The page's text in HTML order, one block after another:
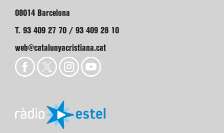
08014 Barcelona
T. 93 409 27 70 / 93 409 28 10
web@catalunyacristiana.cat